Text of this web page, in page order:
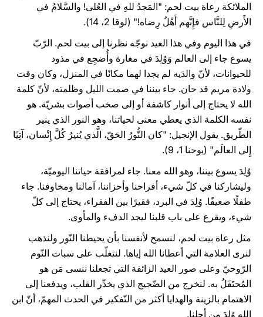
الملائكة رعاة بيت لحم: "المَجدُ للهِ في العُلى! والسَّلامُ في
الأَرضِ لِلنَّاس فإِنَّهم أَهْلُ رِضاه!" (لوقا 2، 14).
في هذا اليوم وفي هذا العيد نوجّه نظرنا إلى بيت لحم. الرّبّ
يسوع جاء إلى العالم وَوُلِدَ في مغارة وأُضجِع في مذود
للحيوانات، لأنّ والدَيه لم يجدا لهما مكانًا في المنزل، وكان وقت
ولادة مريم قد حان. جاء بيننا في صمت الليل وظلمته، لأنّ كلمة
الله لا يحتاج إلى أنوار كاشفة أو إلى صخب أصوات بشريّة. هو
نفسه الكلمة الذي يعطي معنى لحياتنا، وهو النور الذي ينير
الطّريق. يقول الإنجيل: "كان النُّورُ الحَقّ، الَّذي يُنيرُ كُلَّ إِنْسان، آتِيًا
إِلى العالَم" (يوحنا 1، 9).
وُلِدَ يسوع بيننا، وهو الله معنا. جاء لمرافقة حياتنا اليوميّة،
وليشاركنا في كلّ شيء، أفراحنا وأحزاننا، آمالنا ومخاوفنا. جاء
طفلًا ضعيفًا. وُلِدَ في البرد، فقيرًا بين الفقراء، يحتاج إلى كلّ
شيء، ويقرع على باب قلبنا ليجد الدفء والمأوى.
مثل رعاة بيت لحم، لنسمح لأنفسنا بأن يحيطنا النّور ولنذهب
لنرى العلامة التي أعطانا الله إياها. لنتغلّب على سبات النّوم
الرّوحيّ وعلى صور العيد الزائفة التي تجعلنا ننسى مَن هو
المُحتَفَلُ به. لنخرج من الضّجيج الذي يخدِّر القلب، ويدفعنا إلى
الاهتمام بالزينة والهدايا أكثر من التّفكير في الحدث المهمّ، أنّ ابن
الله وُلِدَ من أجلنا.